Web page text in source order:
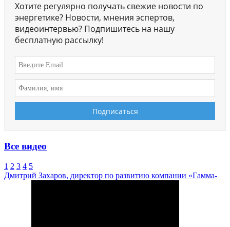
Хотите регулярно получать свежие новости по
энергетике? Новости, мнения эспертов,
видеоинтервью? Подпишитесь на нашу
бесплатную рассылку!
Все видео
1 2 3 4 5
Дмитрий Захаров, директор по развитию компании «Гамма-